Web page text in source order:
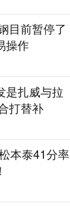
目前暂停了
操作
是扎威与拉
打替补
本泰41分率